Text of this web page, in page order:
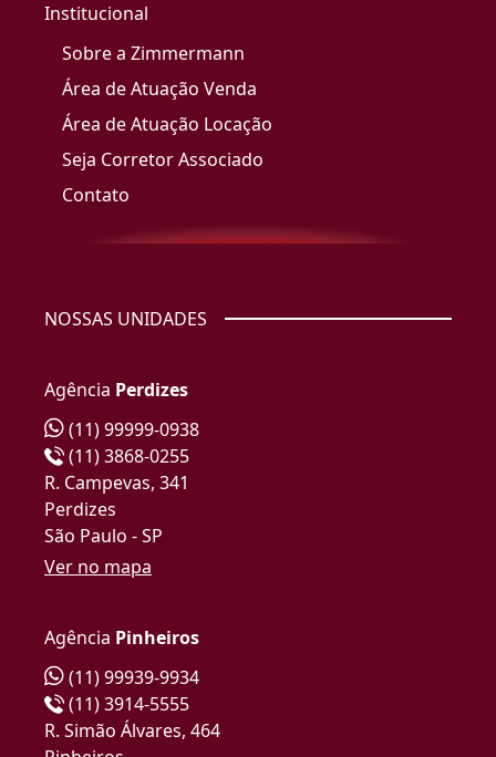
Institucional
Sobre a Zimmermann
Área de Atuação Venda
Área de Atuação Locação
Seja Corretor Associado
Contato
NOSSAS UNIDADES
Agência Perdizes
(11) 99999-0938
(11) 3868-0255
R. Campevas, 341
Perdizes
São Paulo - SP
Ver no mapa
Agência Pinheiros
(11) 99939-9934
(11) 3914-5555
R. Simão Álvares, 464